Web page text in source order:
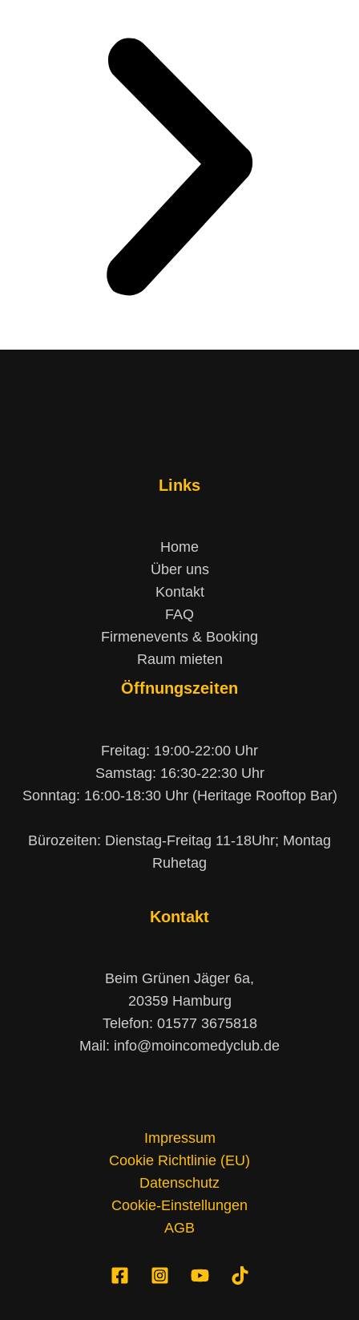
Links
Home
Über uns
Kontakt
FAQ
Firmenevents & Booking
Raum mieten
Öffnungszeiten
Freitag: 19:00-22:00 Uhr
Samstag: 16:30-22:30 Uhr
Sonntag: 16:00-18:30 Uhr (Heritage Rooftop Bar)
Bürozeiten: Dienstag-Freitag 11-18Uhr; Montag
Ruhetag
Kontakt
Beim Grünen Jäger 6a,
20359 Hamburg
Telefon: 01577 3675818
Mail: info@moincomedyclub.de
Impressum
Cookie Richtlinie (EU)
Datenschutz
Cookie-Einstellungen
AGB